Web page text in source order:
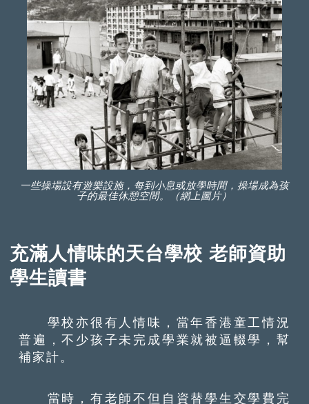
一些操場設有遊樂設施，每到小息或放學時間，操場成為孩
子的最佳休憩空間。（網上圖片）
充滿人情味的天台學校 老師資助
學生讀書
學校亦很有人情味，當年香港童工情況
普遍，不少孩子未完成學業就被逼輟學，幫
補家計。
當時，有老師不但自資替學生交學費完